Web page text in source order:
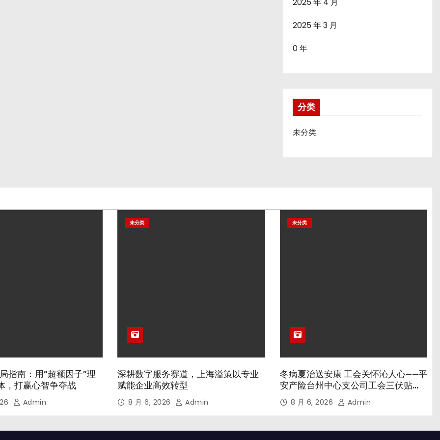
2025 年 3 月
0 年
分类
未分类
指南：用“超额因子”理
，打赢心智争夺战
Admin
未分类
深耕数字服务赛道，上海溢策以专业
赋能企业高效转型
8 月 6, 2026 Admin
未分类
冬病夏治送安康 工会关怀沁人心——平
安产险台州中心支公司工会三伏贴养
生专场暖心开诊
8 月 6, 2026 Admin